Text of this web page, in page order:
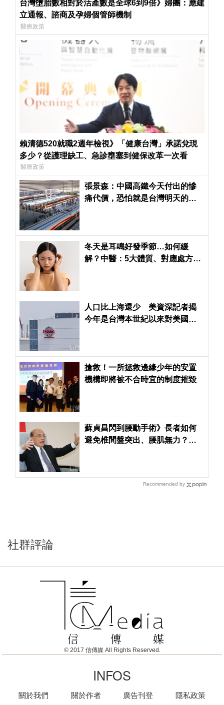
台灣墮胎數相對於活產數是全球6到9倍》婦團：應建
立通報、諮商及孕婦個管師機制
醫療政策
賴清德520就職2週年檢視》「健康台灣」承諾兌現
多少？從護理缺工、急診壅塞到健保改革一次看
醫療政策
張景森：中國高鐵今天付出的慘
痛代價，恐怕就是台灣明天的昂
冬天是耳鳴好發季節…如何緩
解？中醫：5大體質、對應處方一
人口比上海還少 美資深記者揭
今年是台灣本世紀以來對美國出
搶救！一所拯救邊緣少年的安置
機構即將被不合時宜的制度摧毀
蘇貞昌閃到腰動手術》長者如何
避免椎間盤突出、腰肌無力？北
Recommended by
社群評論
© 2017 信傳媒 All Rights Reserved.
INFOS
關於我們 關於作者 廣告刊登 隱私政策